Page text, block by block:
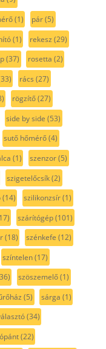
(1) pár(5)
(1) rekesz (29)
(37) rosetta (2)
rács (27)
rögzítő(27)
side by side (53)
sutő hőmérő(4)
(1) szenzor(5)
szigetelőcsík(2)
(14) szilikonzsír(1)
szárítógép(101)
(18) szénkefe (12)
színtelen(17)
szöszemelő(1)
(5) sárga (1)
(34)
(22)